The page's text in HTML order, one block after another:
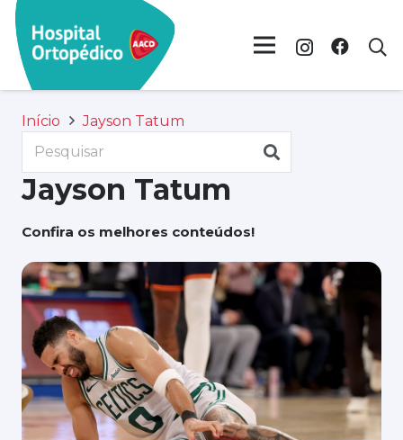
Início Jayson Tatum
Jayson Tatum
Confira os melhores conteúdos!